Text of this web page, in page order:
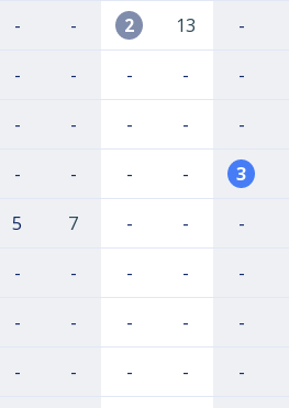
- - 2 13 -
- - - - -
- - - - -
- - - - 3
5 7 - - -
- - - - -
- - - - -
- - - - -